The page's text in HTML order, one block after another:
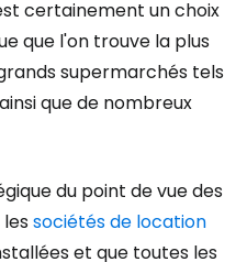
certainement un choix
que l'on trouve la plus
supermarchés tels
que de nombreux
du point de vue des
sociétés de location
et que toutes les